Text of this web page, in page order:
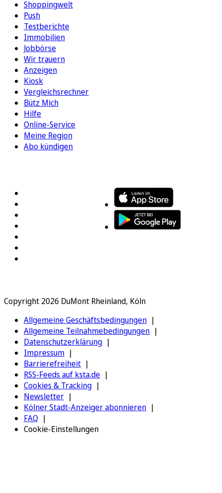
Shoppingwelt
Push
Testberichte
Immobilien
Jobbörse
Wir trauern
Anzeigen
Kiosk
Vergleichsrechner
Bütz Mich
Hilfe
Online-Service
Meine Region
Abo kündigen
Copyright 2026 DuMont Rheinland, Köln
Allgemeine Geschäftsbedingungen
Allgemeine Teilnahmebedingungen
Datenschutzerklärung
Impressum
Barrierefreiheit
RSS-Feeds auf ksta.de
Cookies & Tracking
Newsletter
Kölner Stadt-Anzeiger abonnieren
FAQ
Cookie-Einstellungen